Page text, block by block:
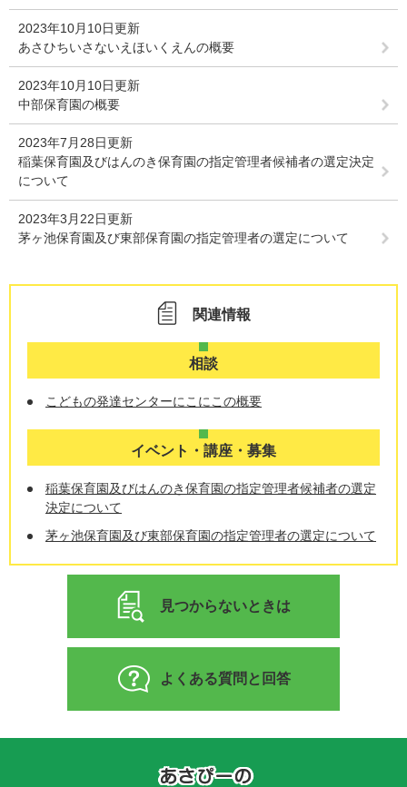
2023年10月10日更新
あさひちいさないえほいくえんの概要
2023年10月10日更新
中部保育園の概要
2023年7月28日更新
稲葉保育園及びはんのき保育園の指定管理者候補者の選定決定
について
2023年3月22日更新
茅ヶ池保育園及び東部保育園の指定管理者の選定について
関連情報
相談
こどもの発達センターにこにこの概要
イベント・講座・募集
稲葉保育園及びはんのき保育園の指定管理者候補者の選定
決定について
茅ヶ池保育園及び東部保育園の指定管理者の選定について
見つからないときは
よくある質問と回答